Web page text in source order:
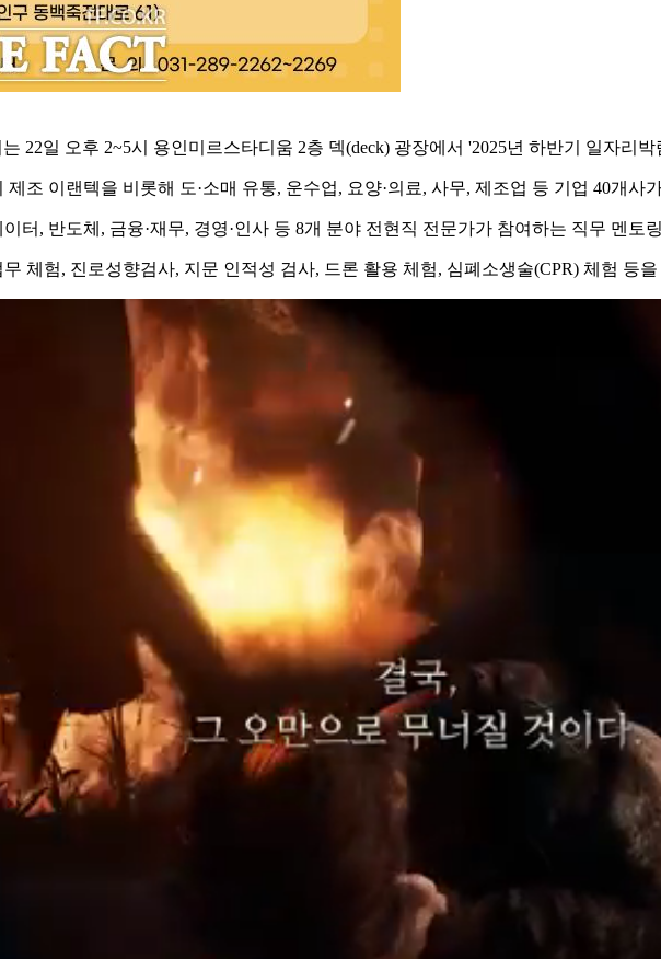
22일 오후 2~5시 용인미르스타디움 2층 덱(deck) 광장에서 '2025년 하반기 일자리
조 이랜텍을 비롯해 도·소매 유통, 운수업, 요양·의료, 사무, 제조업 등 기업 40개사
터, 반도체, 금융·재무, 경영·인사 등 8개 분야 전현직 전문가가 참여하는 직무 멘토
체험, 진로성향검사, 지문 인적성 검사, 드론 활용 체험, 심폐소생술(CPR) 체험 등